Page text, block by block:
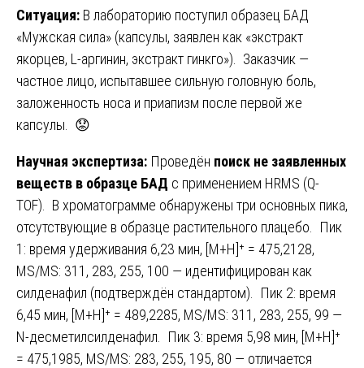
Ситуация: В лабораторию поступил образец БАД
«Мужская сила» (капсулы, заявлен как «экстракт
якорцев, L-аргинин, экстракт гинкго»). Заказчик —
частное лицо, испытавшее сильную головную боль,
заложенность носа и приапизм после первой же
капсулы. 😟
Научная экспертиза: Проведён поиск не заявленных
веществ в образце БАД с применением HRMS (Q-
TOF). В хроматограмме обнаружены три основных пика,
отсутствующие в образце растительного плацебо. Пик
1: время удерживания 6,23 мин, [M+H]⁺ = 475,2128,
MS/MS: 311, 283, 255, 100 — идентифицирован как
силденафил (подтверждён стандартом). Пик 2: время
6,45 мин, [M+H]⁺ = 489,2285, MS/MS: 311, 283, 255, 99 —
N-десметилсилденафил. Пик 3: время 5,98 мин, [M+H]⁺
= 475,1985, MS/MS: 283, 255, 195, 80 — отличается